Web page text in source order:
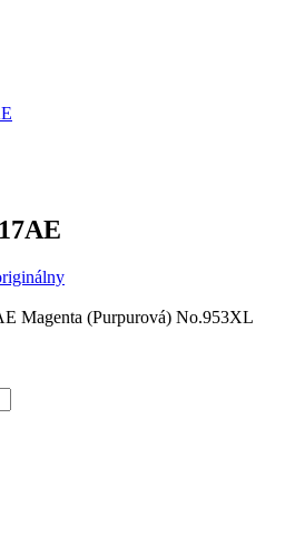
Magenta (Purpurová) No.953XL